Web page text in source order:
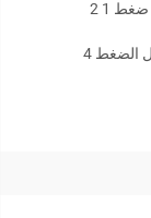
1 2
الضغط 4